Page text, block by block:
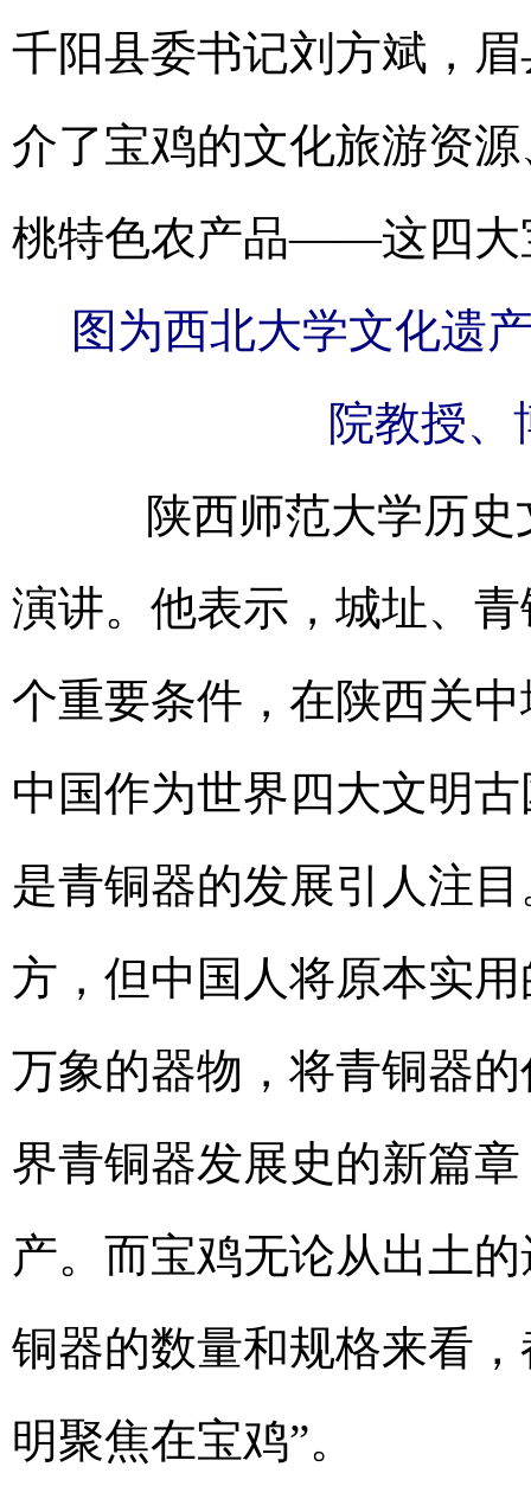
千阳县委书记刘方斌，
介了宝鸡的文化旅游资
桃特色农产品——这四大
图为西北大学文化遗
院教授、
陕西师范大学历史
演讲。他表示，城址、
个重要条件，在陕西关
中国作为世界四大文明
是青铜器的发展引人注
方，但中国人将原本实
万象的器物，将青铜器
界青铜器发展史的新篇
产。而宝鸡无论从出土
铜器的数量和规格来看
明聚焦在宝鸡”。